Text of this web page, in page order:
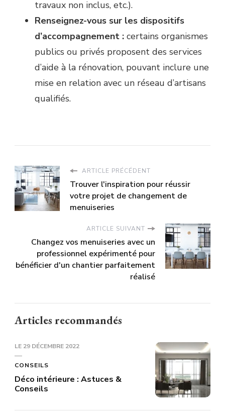
travaux non inclus, etc.).
Renseignez-vous sur les dispositifs
d’accompagnement : certains organismes
publics ou privés proposent des services
d’aide à la rénovation, pouvant inclure une
mise en relation avec un réseau d’artisans
qualifiés.
ARTICLE PRÉCÉDENT
Trouver l'inspiration pour réussir
votre projet de changement de
menuiseries
ARTICLE SUIVANT
Changez vos menuiseries avec un
professionnel expérimenté pour
bénéficier d'un chantier parfaitement
réalisé
Articles recommandés
LE 29 DÉCEMBRE 2022
CONSEILS
Déco intérieure : Astuces &
Conseils